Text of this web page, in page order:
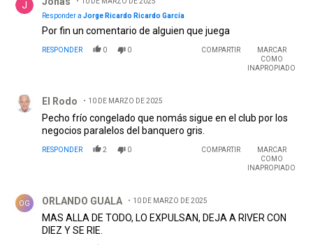
Responder a Jorge Ricardo Ricardo García
Por fin un comentario de alguien que juega
RESPONDER 0 0 COMPARTIR
MARCAR
COMO
INAPROPIADO
El Rodo 10 DE MARZO DE 2025
Pecho frío congelado que nomás sigue en el club por los
negocios paralelos del banquero gris.
RESPONDER 2 0 COMPARTIR
MARCAR
COMO
INAPROPIADO
OG ORLANDO GUALA 10 DE MARZO DE 2025
MAS ALLA DE TODO, LO EXPULSAN, DEJA A RIVER CON
DIEZ Y SE RIE.